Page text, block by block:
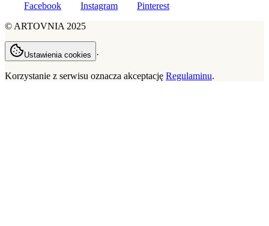
Facebook Instagram
Pinterest
© ARTOVNIA 2025
Ustawienia cookies ·
Korzystanie z serwisu oznacza akceptację Regulaminu.